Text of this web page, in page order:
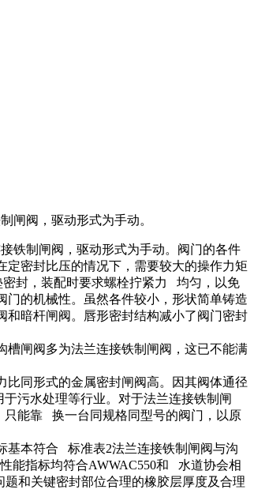
闸阀，驱动形式为手动。
铁制闸阀，驱动形式为手动。阀门的各件
密封比压的情况下，需要较大的操作力矩
密封，装配时要求螺栓拧紧力 均匀，以免
的机械性。虽然各件较小，形状简单铸造
和暗杆闸阀。唇形密封结构减小了阀门密封
闸阀多为法兰连接铁制闸阀，这已不能满
同形式的金属密封闸阀高。因其阀体通径
污水处理等行业。对于法兰连接铁制闸
只能靠 换一台同规格同型号的阀门，以原
基本符合 标准表2法兰连接铁制闸阀与沟
能指标均符合AWWAC550和 水道协会相
和关键密封部位合理的橡胶层厚度及合理